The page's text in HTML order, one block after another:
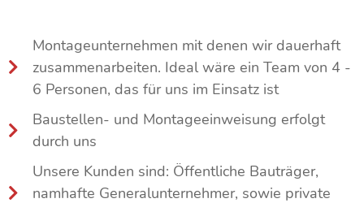
Montageunternehmen mit denen wir dauerhaft
zusammenarbeiten. Ideal wäre ein Team von 4 -
6 Personen, das für uns im Einsatz ist
Baustellen- und Montageeinweisung erfolgt
durch uns
Unsere Kunden sind: Öffentliche Bauträger,
namhafte Generalunternehmer, sowie private